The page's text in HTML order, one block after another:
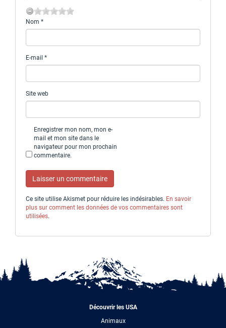
Nom *
E-mail *
Site web
Enregistrer mon nom, mon e-
mail et mon site dans le
navigateur pour mon prochain
commentaire.
Ce site utilise Akismet pour réduire les indésirables. En savoir
plus sur comment les données de vos commentaires sont
utilisées.
Découvrir les USA
Animaux